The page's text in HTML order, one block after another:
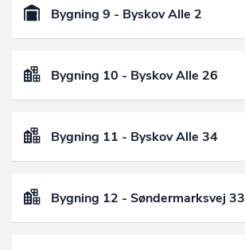
Bygning 9 - Byskov Alle 2
Bygning 10 - Byskov Alle 26
Bygning 11 - Byskov Alle 34
Bygning 12 - Søndermarksvej 33